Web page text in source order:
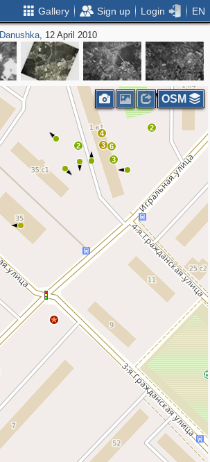
Gallery Sign up Login EN
Danushka, 12 April 2010
4
6
3
3
2
2
2
2
4 OSM